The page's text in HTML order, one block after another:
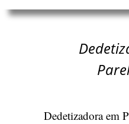
Dedetizadora em